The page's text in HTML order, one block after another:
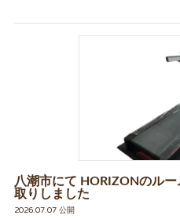
八潮市にて HORIZONのル
取りしました
2026.07.07 公開